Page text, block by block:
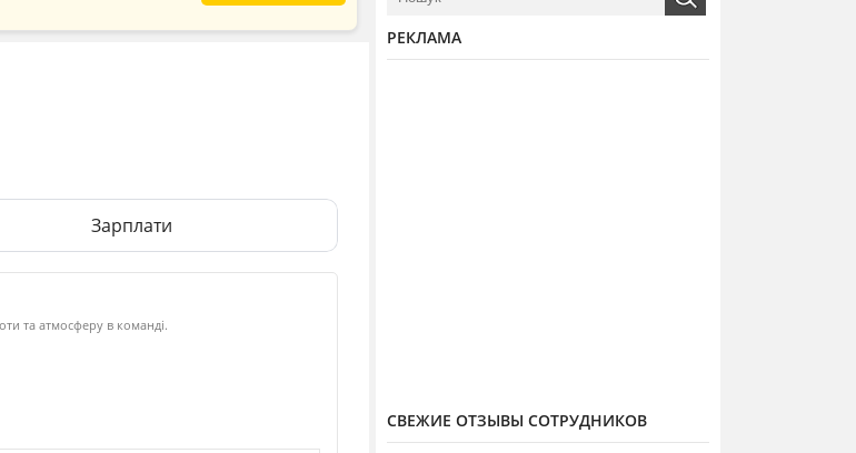
Зарплати
та атмосферу в команді.
РЕКЛАМА
СВЕЖИЕ ОТЗЫВЫ СОТРУДНИКОВ